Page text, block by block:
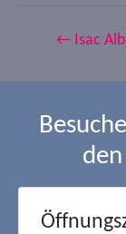
← Isac